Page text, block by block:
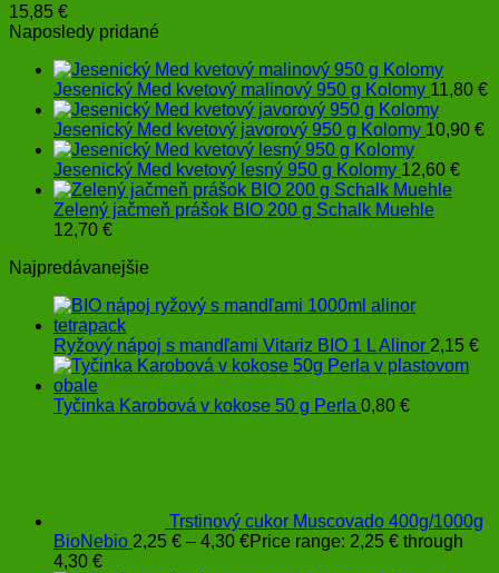
15,85 €
Naposledy pridané
Jesenický Med kvetový malinový 950 g Kolomy 11,80 €
Jesenický Med kvetový javorový 950 g Kolomy 10,90 €
Jesenický Med kvetový lesný 950 g Kolomy 12,60 €
Zelený jačmeň prášok BIO 200 g Schalk Muehle
12,70 €
Najpredávanejšie
Ryžový nápoj s mandľami Vitariz BIO 1 L Alinor 2,15 €
Tyčinka Karobová v kokose 50 g Perla 0,80 €
Trstinový cukor Muscovado 400g/1000g
BioNebio 2,25 € – 4,30 €Price range: 2,25 € through
4,30 €